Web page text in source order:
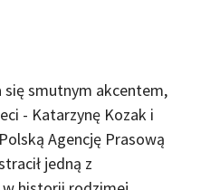
się smutnym akcentem,
- Katarzynę Kozak i
Agencję Prasową
jedną z